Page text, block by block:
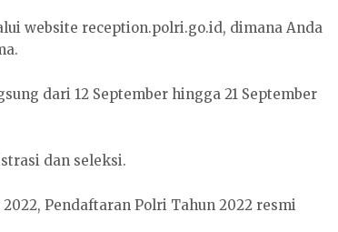
website reception.polri.go.id, dimana Anda
dari 12 September hingga 21 September
dan seleksi.
Pendaftaran Polri Tahun 2022 resmi